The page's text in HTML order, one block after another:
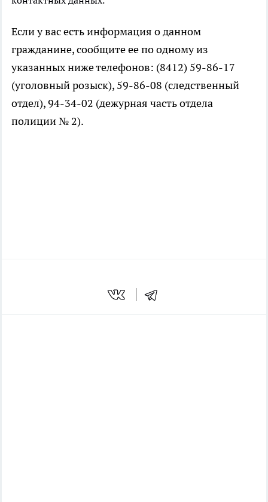
Если у вас есть информация о данном
гражданине, сообщите ее по одному из
указанных ниже телефонов: (8412) 59-86-17
(уголовный розыск), 59-86-08 (следственный
отдел), 94-34-02 (дежурная часть отдела
полиции № 2).